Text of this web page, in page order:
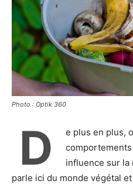
Photo : Optik 360
D
e plus en plus,
influence sur la
parle ici du monde végétal et